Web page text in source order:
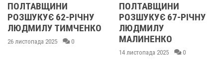
ПОЛТАВЩИНИ
РОЗШУКУЄ 67-РІЧНУ
ЛЮДМИЛУ
МАЛИНЕНКО
ОБЛАСТІ
РОЗШУКУЮТЬ
РІЧНУ ЗОЮ
14 листопада 2025